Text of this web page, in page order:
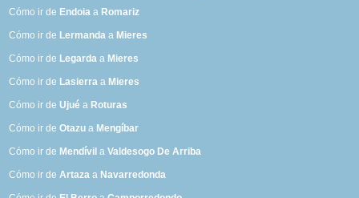
Cómo ir de Endoia a Romariz
Cómo ir de Lermanda a Mieres
Cómo ir de Legarda a Mieres
Cómo ir de Lasierra a Mieres
Cómo ir deUjué a Roturas
Cómo ir deOtazu a Mengíbar
Cómo ir de Mendívil aValdesogo De Arriba
Cómo ir deArtaza a Navarredonda